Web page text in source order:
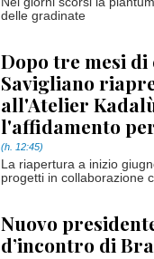
delle gradinate
Dopo tre mesi
Savigliano
all'Atelier
l'affidamento
(h. 12:45)
La riapertura a inizio
progetti in collaborazione
Nuovo
d’incontro di Bra